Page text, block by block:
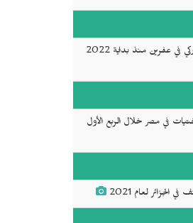
في عفرين منذ بداية 2022
في مصر خلال الربع الأول
الجزائر لعام 2021